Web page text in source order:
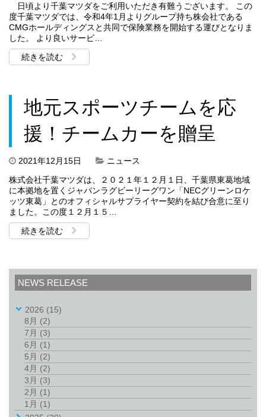
日頃より千葉マツダをご利用いただき有難うございます。 この
度千葉マツダでは、令和4年1月よりグループ持ち株会社である
CMGホールディングスと共同で保険業務を開始する運びとなりま
した。 より良いサービ…
続きを読む
地元スポーツチームを応
援！チームカーを贈呈
2021年12月15日
ニュース
株式会社千葉マツダは、２０２１年１２月１日、千葉県東葛地域
に本拠地を置くジャパンラグビーリーグワン「NECグリーンロケ
ッツ東葛」とのオフィシャルサプライヤー契約を結び合意に至り
ました。この度１２月１５…
続きを読む
NEWS RELEASE
2026 (15)
8月 (2)
7月 (3)
6月 (1)
5月 (2)
4月 (2)
3月 (3)
2月 (1)
1月 (1)